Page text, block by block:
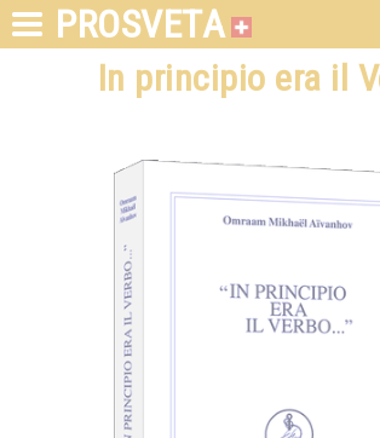
PROSVETA
In principio era il